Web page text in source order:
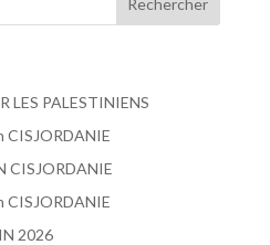
LES PALESTINIENS
CISJORDANIE
CISJORDANIE
CISJORDANIE
2026